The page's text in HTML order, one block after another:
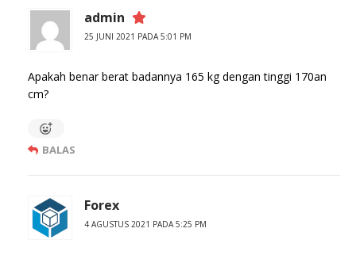
admin
25 JUNI 2021 PADA 5:01 PM
Apakah benar berat badannya 165 kg dengan tinggi 170an
cm?
BALAS
Forex
4 AGUSTUS 2021 PADA 5:25 PM